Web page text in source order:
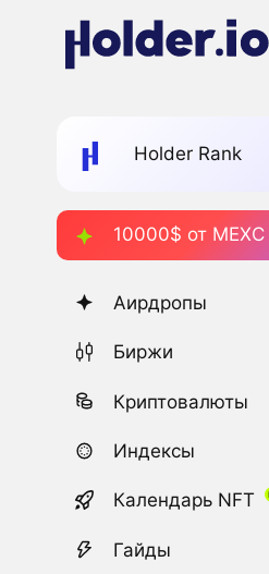
Holder Rank
10000$ от MEXC
Аирдропы
Биржи
Криптовалюты
Индексы
Календарь NFT
Гайды